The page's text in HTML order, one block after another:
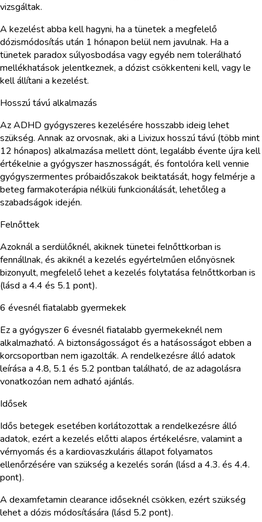
vizsgáltak.
A kezelést abba kell hagyni, ha a tünetek a megfelelő
dózismódosítás után 1 hónapon belül nem javulnak. Ha a
tünetek paradox súlyosbodása vagy egyéb nem tolerálható
mellékhatások jelentkeznek, a dózist csökkenteni kell, vagy le
kell állítani a kezelést.
Hosszú távú alkalmazás
Az ADHD gyógyszeres kezelésére hosszabb ideig lehet
szükség. Annak az orvosnak, aki a Livizux hosszú távú (több mint
12 hónapos) alkalmazása mellett dönt, legalább évente újra kell
értékelnie a gyógyszer hasznosságát, és fontolóra kell vennie
gyógyszermentes próbaidőszakok beiktatását, hogy felmérje a
beteg farmakoterápia nélküli funkcionálását, lehetőleg a
szabadságok idején.
Felnőttek
Azoknál a serdülőknél, akiknek tünetei felnőttkorban is
fennállnak, és akiknél a kezelés egyértelműen előnyösnek
bizonyult, megfelelő lehet a kezelés folytatása felnőttkorban is
(lásd a 4.4 és 5.1 pont).
6 évesnél fiatalabb gyermekek
Ez a gyógyszer 6 évesnél fiatalabb gyermekeknél nem
alkalmazható. A biztonságosságot és a hatásosságot ebben a
korcsoportban nem igazolták. A rendelkezésre álló adatok
leírása a 4.8, 5.1 és 5.2 pontban található, de az adagolásra
vonatkozóan nem adható ajánlás.
Idősek
Idős betegek esetében korlátozottak a rendelkezésre álló
adatok, ezért a kezelés előtti alapos értékelésre, valamint a
vérnyomás és a kardiovaszkuláris állapot folyamatos
ellenőrzésére van szükség a kezelés során (lásd a 4.3. és 4.4.
pont).
A dexamfetamin clearance időseknél csökken, ezért szükség
lehet a dózis módosítására (lásd 5.2 pont).